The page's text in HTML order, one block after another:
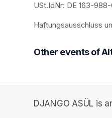
USt.IdNr: DE 163-
Haftungsausschluss
Other events of
DJANGO ASÜL is